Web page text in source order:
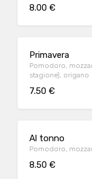
8.00 €
Primavera
Pomodoro,
stagione), origano
7.50 €
Al tonno
Pomodoro,
8.50 €